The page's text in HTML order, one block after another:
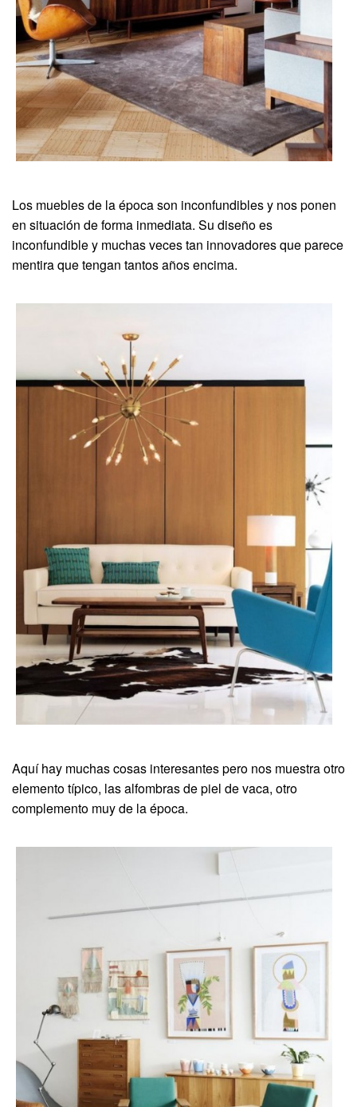
Los muebles de la época son inconfundibles y nos ponen
en situación de forma inmediata. Su diseño es
inconfundible y muchas veces tan innovadores que parece
mentira que tengan tantos años encima.
Aquí hay muchas cosas interesantes pero nos muestra otro
elemento típico, las alfombras de piel de vaca, otro
complemento muy de la época.